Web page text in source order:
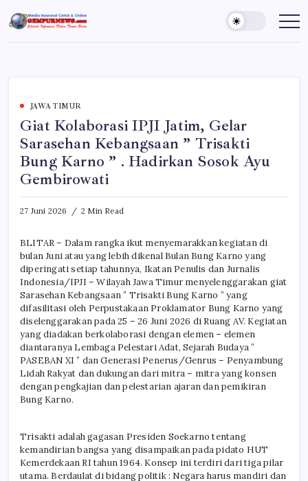
to
content
Gempur
News
Jelajah
Dunia
JAWA TIMUR
Giat Kolaborasi IPJI Jatim, Gelar
Sarasehan Kebangsaan ” Trisakti
Bung Karno ” . Hadirkan Sosok Ayu
Gembirowati
27 Juni 2026 2 Min Read
BLITAR – Dalam rangka ikut menyemarakkan kegiatan di
bulan Juni atau yang lebih dikenal Bulan Bung Karno yang
diperingati setiap tahunnya, Ikatan Penulis dan Jurnalis
Indonesia/IPJI – Wilayah Jawa Timur menyelenggarakan giat
Sarasehan Kebangsaan ” Trisakti Bung Karno ” yang
difasilitasi oleh Perpustakaan Proklamator Bung Karno yang
diselenggarakan pada 25 – 26 Juni 2026 di Ruang AV. Kegiatan
yang diadakan berkolaborasi dengan elemen – elemen
diantaranya Lembaga Pelestari Adat, Sejarah Budaya ”
PASEBAN XI ” dan Generasi Penerus/Genrus – Penyambung
Lidah Rakyat dan dukungan dari mitra – mitra yang konsen
dengan pengkajian dan pelestarian ajaran dan pemikiran
Bung Karno.
Trisakti adalah gagasan Presiden Soekarno tentang
kemandirian bangsa yang disampaikan pada pidato HUT
Kemerdekaan RI tahun 1964. Konsep ini terdiri dari tiga pilar
utama. Berdaulat di bidang politik : Negara harus mandiri dan